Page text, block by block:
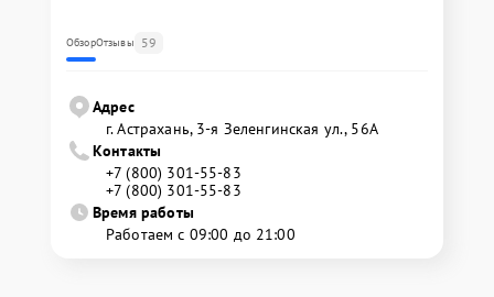
ОбзорОтзывы 59
Адрес
г. Астрахань, 3-я Зеленгинская ул., 56А
Контакты
+7 (800) 301-55-83
+7 (800) 301-55-83
Время работы
Работаем с 09:00 до 21:00